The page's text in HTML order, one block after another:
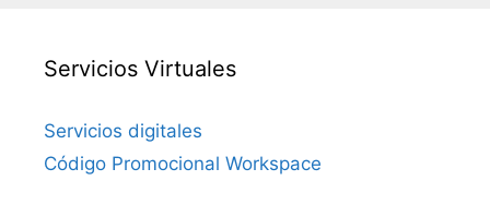
Servicios Virtuales
Servicios digitales
Código Promocional Workspace